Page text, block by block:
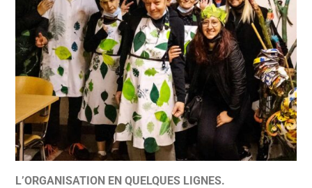
L’ORGANISATION EN QUELQUES LIGNES.